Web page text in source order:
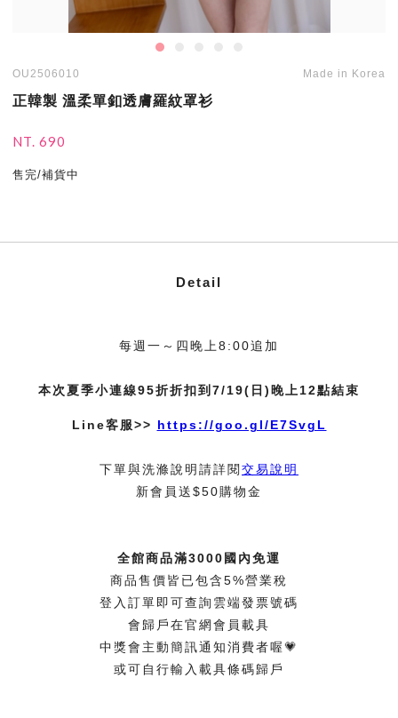
OU2506010 Made in Korea
正韓製 溫柔單釦透膚羅紋罩衫
NT. 690
售完/補貨中
Detail
每週一～四晚上8:00追加
本次夏季小連線95折折扣到7/19(日)晚上12點結束
Line客服>> https://goo.gl/E7SvgL
下單與洗滌說明請詳閱交易說明
新會員送$50購物金
全館商品滿3000國內免運
商品售價皆已包含5%營業稅
登入訂單即可查詢雲端發票號碼
會歸戶在官網會員載具
中獎會主動簡訊通知消費者喔💗
或可自行輸入載具條碼歸戶